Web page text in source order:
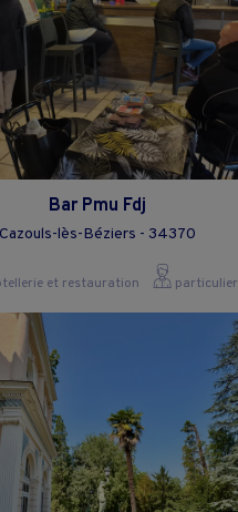
Bar Pmu Fdj
Cazouls-lès-Béziers - 34370
et restauration particulier